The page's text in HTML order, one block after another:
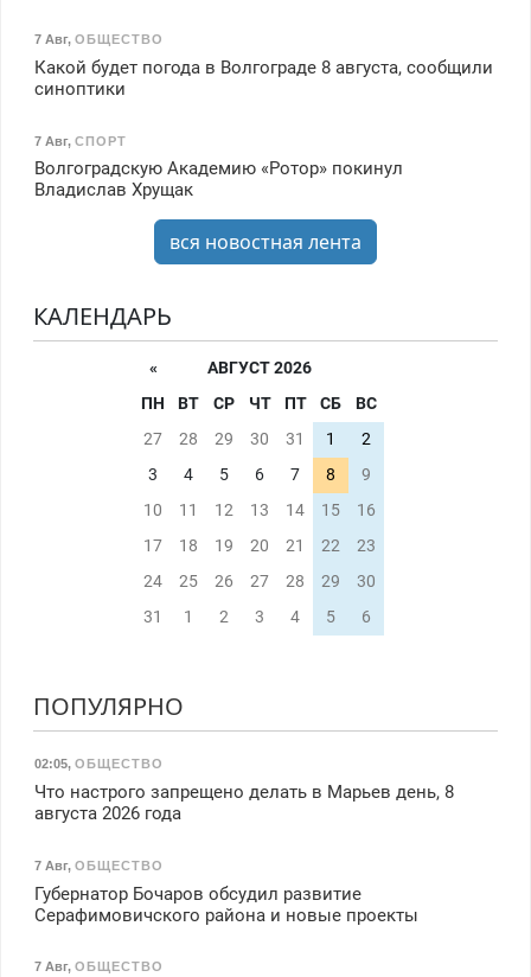
7 Авг, ОБЩЕСТВО
Какой будет погода в Волгограде 8 августа, сообщили
синоптики
7 Авг, СПОРТ
Волгоградскую Академию «Ротор» покинул
Владислав Хрущак
вся новостная лента
КАЛЕНДАРЬ
«
АВГУСТ 2026
ПН
ВТ СР ЧТ ПТ СБ
ВС
27
28 29 30 31 1
2
3
4 5 6 7 8
9
10
11 12 13 14 15
16
17
18 19 20 21 22
23
24
25 26 27 28 29
30
31
1 2 3 4 5 6
ПОПУЛЯРНО
02:05, ОБЩЕСТВО
Что настрого запрещено делать в Марьев день, 8
августа 2026 года
7 Авг, ОБЩЕСТВО
Губернатор Бочаров обсудил развитие
Серафимовичского района и новые проекты
7 Авг, ОБЩЕСТВО